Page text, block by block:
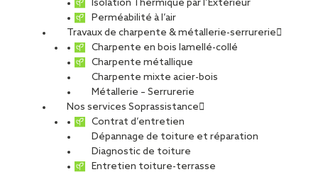
Isolation Thermique par l’Extérieur
Perméabilité à l’air
Travaux de charpente & métallerie-serrurerie
Charpente en bois lamellé-collé
Charpente métallique
Charpente mixte acier-bois
Métallerie – Serrurerie
Nos services Soprassistance
Contrat d’entretien
Dépannage de toiture et réparation
Diagnostic de toiture
Entretien toiture-terrasse
Réemploi des aciers : comment un
chantier des années 1960 relève le
défi bas carbone
Sur un projet de restructuration d’un bâtiment des